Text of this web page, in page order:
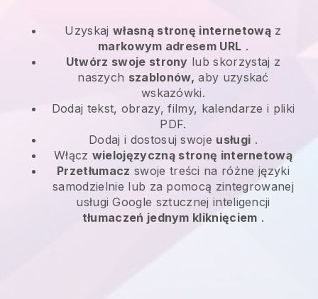
Uzyskaj własną stronę internetowąz
markowym adresem URL .
Utwórz swoje strony lub skorzystaj z
naszych szablonów, aby uzyskać
wskazówki.
Dodaj tekst, obrazy, filmy, kalendarze i pliki
PDF.
Dodaj i dostosuj swoje usługi .
Włącz wielojęzyczną stronę internetową
Przetłumacz swoje treści na różne języki
samodzielnie lub za pomocą zintegrowanej
usługi Google sztucznej inteligencji
tłumaczeń jednym kliknięciem .